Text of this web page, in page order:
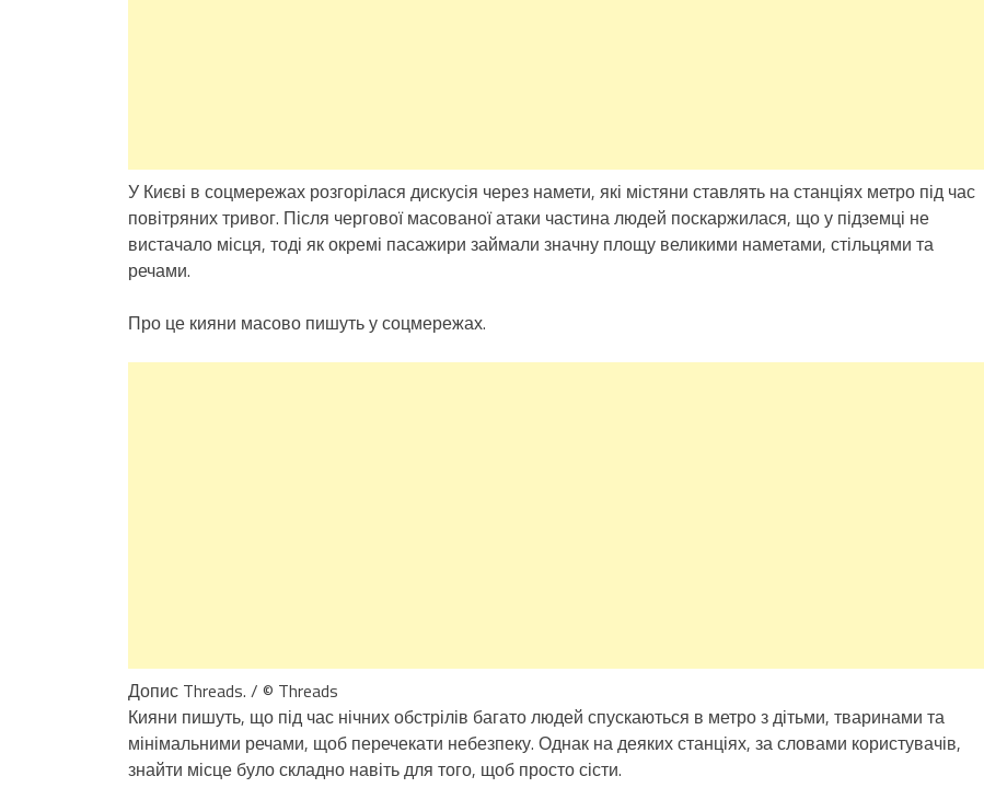
У Києві в соцмережах розгорілася дискусія через намети, які містяни ставлять на станціях метро під час
повітряних тривог. Після чергової масованої атаки частина людей поскаржилася, що у підземці не
вистачало місця, тоді як окремі пасажири займали значну площу великими наметами, стільцями та
речами.
Про це кияни масово пишуть у соцмережах.
Допис Threads. / © Threads
Кияни пишуть, що під час нічних обстрілів багато людей спускаються в метро з дітьми, тваринами та
мінімальними речами, щоб перечекати небезпеку. Однак на деяких станціях, за словами користувачів,
знайти місце було складно навіть для того, щоб просто сісти.